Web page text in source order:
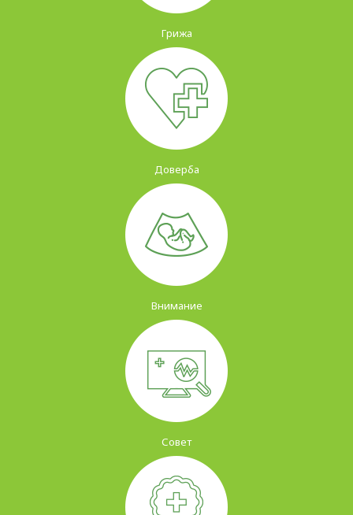
Грижа
Доверба
Внимание
Совет